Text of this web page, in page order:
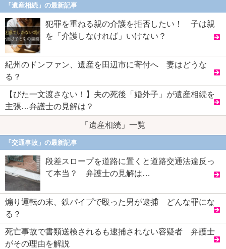
「遺産相続」の最新記事
犯罪を重ねる親の介護を拒否したい！ 子は親
を「介護しなければ」いけない？
紀州のドンファン、遺産を田辺市に寄付へ 妻はどうな
る？
【びた一文渡さない！】夫の死後「婚外子」が遺産相続を
主張…弁護士の見解は？
「遺産相続」一覧
「交通事故」の最新記事
段差スロープを道路に置くと道路交通法違反っ
て本当？ 弁護士の見解は…
煽り運転の末、鉄パイプで殴った男が逮捕 どんな罪にな
る？
死亡事故で書類送検されるも逮捕されない容疑者 弁護士
がその理由を解説